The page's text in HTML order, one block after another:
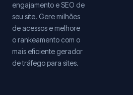
engajamento e SEO de
seu site. Gere milhões
de acessos e melhore
o rankeamento com o
mais eficiente gerador
de tráfego para sites.